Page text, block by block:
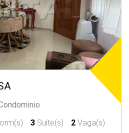
3 Suíte(s) 2 Vaga(s)